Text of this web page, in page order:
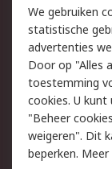
Track & Trace
Wettelijk
Cookiebeleid
Privacybeleid
Algemene
We gebruiken
statistische
advertenties
Door op "Alles
toestemming
cookies. U
"Beheer
weigeren". Dit
beperken.